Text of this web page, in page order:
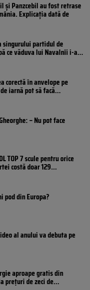
și Panzcebil au fost retrase
Explicația dată de
singurului partidul de
ce văduva lui Navalnîi i-a...
corectă în anvelope pe
iarnă pot să facă...
– Nu pot face
TOP 7 scule pentru orice
costă doar 129...
pod din Europa?
al anului va debuta pe
aproape gratis din
prețuri de zeci de...